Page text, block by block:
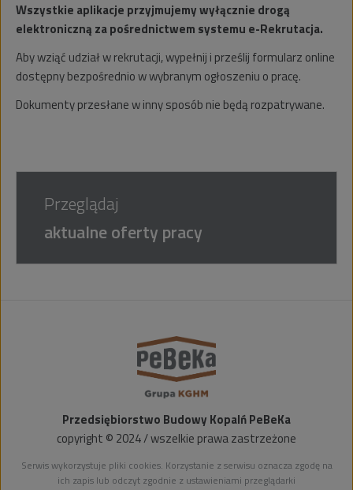
Wszystkie aplikacje przyjmujemy wyłącznie drogą
elektroniczną za pośrednictwem systemu e-Rekrutacja.
Aby wziąć udział w rekrutacji, wypełnij i prześlij formularz online
dostępny bezpośrednio w wybranym ogłoszeniu o pracę.
Dokumenty przesłane w inny sposób nie będą rozpatrywane.
Przeglądaj
aktualne oferty pracy
Przedsiębiorstwo Budowy Kopalń PeBeKa
copyright © 2024 / wszelkie prawa zastrzeżone
Serwis wykorzystuje pliki cookies. Korzystanie z serwisu oznacza zgodę na
ich zapis lub odczyt zgodnie z ustawieniami przeglądarki